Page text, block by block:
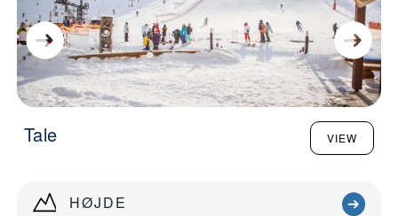
HØJDE
Tale VIEW